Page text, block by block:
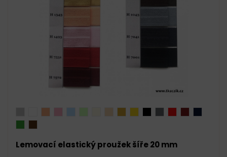
Lemovací elastický proužek šíře 20 mm